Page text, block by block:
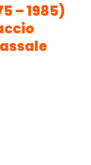
– 1985)
boccola